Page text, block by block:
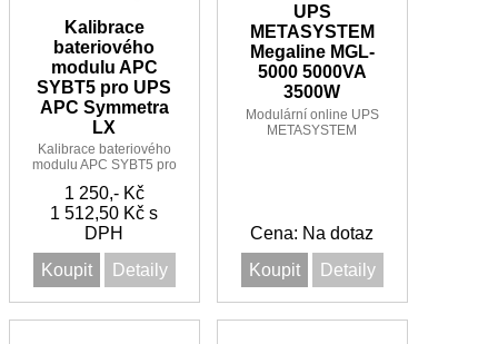
Kalibrace
bateriového
modulu APC
SYBT5 pro UPS
APC Symmetra
LX
Kalibrace bateriového
modulu APC SYBT5 pro
1 250,- Kč
1 512,50 Kč s
DPH
Koupit
Detaily
UPS
METASYSTEM
Megaline MGL-
5000 5000VA
3500W
Modulární online UPS
METASYSTEM
Cena: Na dotaz
Koupit
Detaily